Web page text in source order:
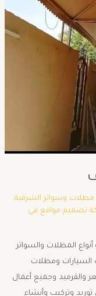
مظلات وسواتر الشرقية,
تصميم مواقع في
المظلات والسواتر
السيارات ومظلات
والقرميد وجميع أعمال
وتركيب وأنشاء